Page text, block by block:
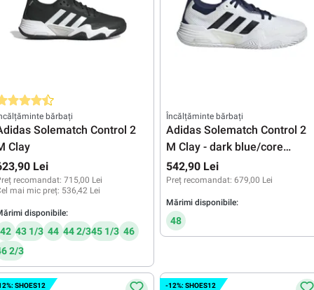
medie de 4.5 din 5 stele
bărbați
Solematch Control 2
Clay
Lei
recomandat: 715,00 Lei
mai mic preț: 536,42 Lei
disponibile:
42 43 1/3 44 44 2/345 1/3 46
2/3
Încălțăminte bărbați
Adidas Solematch Control 2
M Clay - dark blue/core
black/white
542,90 Lei
Preț recomandat: 679,00 Lei
Mărimi disponibile:
48
SHOES12 -12%: SHOES12